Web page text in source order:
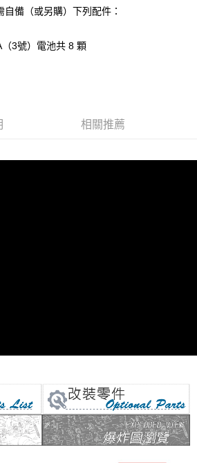
含以上)免運費
備（或另購）下列配件：
3號）電池共 8 顆
相關推薦